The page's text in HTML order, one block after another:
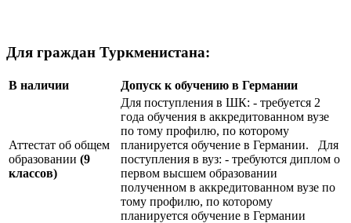
Для граждан Туркменистана:
В наличии Допуск к обучению в Германии
Аттестат об общем
образовании (9
классов)
Для поступления в ШК: - требуется 2
года обучения в аккредитованном вузе
по тому профилю, по которому
планируется обучение в Германии. Для
поступления в вуз: - требуются диплом о
первом высшем образовании
полученном в аккредитованном вузе по
тому профилю, по которому
планируется обучение в Германии